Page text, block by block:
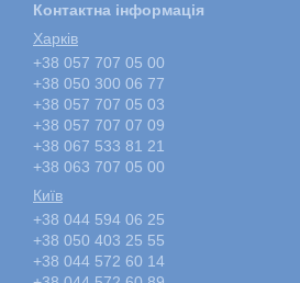
Контактна інформація
Харкiв
+38 057 707 05 00
+38 050 300 06 77
+38 057 707 05 03
+38 057 707 07 09
+38 067 533 81 21
+38 063 707 05 00
Київ
+38 044 594 06 25
+38 050 403 25 55
+38 044 572 60 14